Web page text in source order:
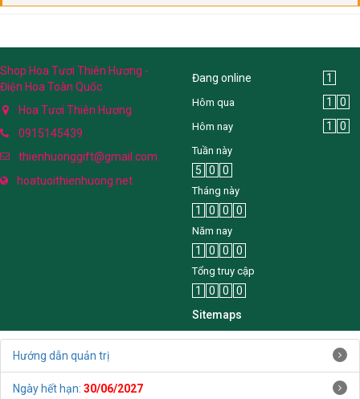
Shop Hoa Tươi Thiên Hương -
Điện Hoa Toàn Quốc
Hoa Tươi Thiên Hương
0915145439
thienhuonggift@gmail.com
hoatuoithienhuong.net
Đang online 1
Hôm qua 1 0
Hôm nay 1 0
Tuần này
5 0 0
Tháng này
1 0 0 0
Năm nay
1 0 0 0
Tổng truy cập
1 0 0
0
Sitemaps
Hướng dẫn quản trị
Ngày hết hạn: 30/06/2027